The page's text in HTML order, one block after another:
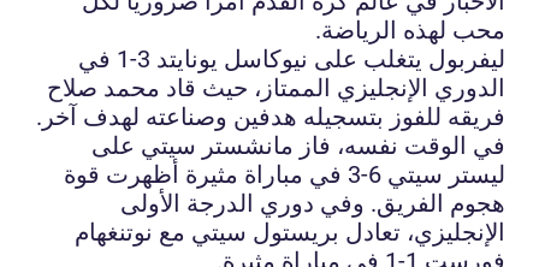
محب لهذه الرياضة.
ليفربول يتغلب على نيوكاسل يونايتد 3-1 في
الدوري الإنجليزي الممتاز، حيث قاد محمد صلاح
فريقه للفوز بتسجيله هدفين وصناعته لهدف آخر.
في الوقت نفسه، فاز مانشستر سيتي على
ليستر سيتي 6-3 في مباراة مثيرة أظهرت قوة
هجوم الفريق. وفي دوري الدرجة الأولى
الإنجليزي، تعادل بريستول سيتي مع نوتنغهام
فورست 1-1 في مباراة مثيرة.